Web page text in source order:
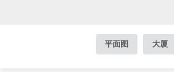
平面图 大厦